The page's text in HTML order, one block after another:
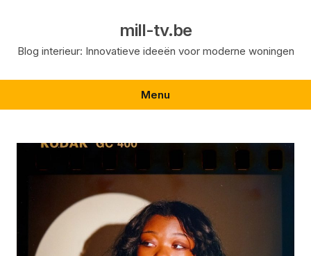
content
mill-tv.be
Blog interieur: Innovatieve ideeën voor moderne woningen
Menu